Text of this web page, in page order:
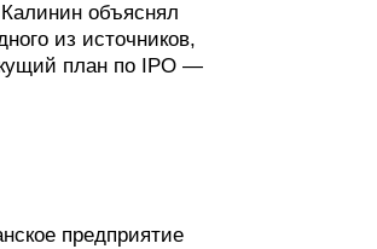
объяснял
из источников,
план по IPO —
предприятие